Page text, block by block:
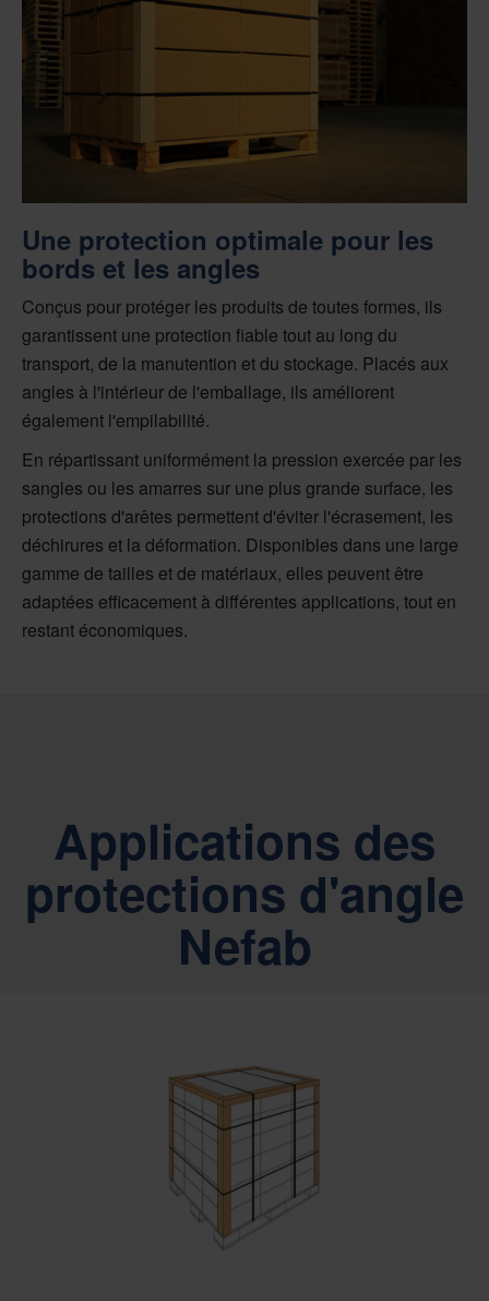
Une protection optimale pour les
bords et les angles
Conçus pour protéger les produits de toutes formes, ils
garantissent une protection fiable tout au long du
transport, de la manutention et du stockage. Placés aux
angles à l'intérieur de l'emballage, ils améliorent
également l'empilabilité.
En répartissant uniformément la pression exercée par les
sangles ou les amarres sur une plus grande surface, les
protections d'arêtes permettent d'éviter l'écrasement, les
déchirures et la déformation. Disponibles dans une large
gamme de tailles et de matériaux, elles peuvent être
adaptées efficacement à différentes applications, tout en
restant économiques.
Applications des
protections d'angle
Nefab